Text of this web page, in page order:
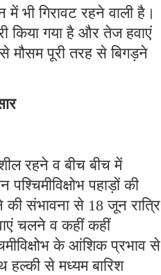
भी गिरावट रहने वाली है।
किया गया है और तेज हवाएं
मौसम पूरी तरह से बिगड़ने
रहने व बीच बीच में
पहाड़ों की
संभावना से 18 जून रात्रि
चलने व कहीं कहीं
के आंशिक प्रभाव से
से मध्यम बारिश